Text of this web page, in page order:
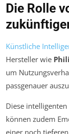
Die Rolle
Künstliche
Hersteller wie
um
passgenauer
Diese
können zudem
einer noch